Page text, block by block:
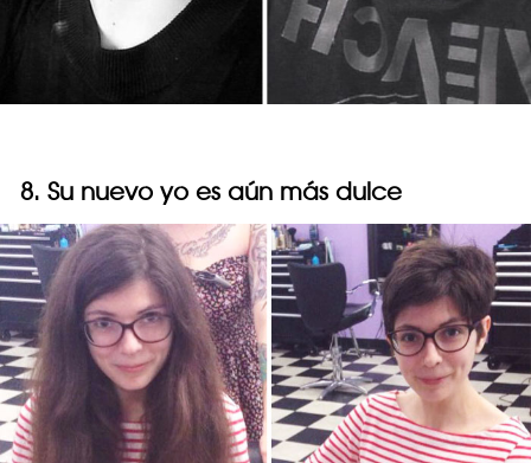
8. Su nuevo yo es aún más dulce